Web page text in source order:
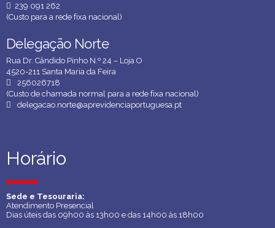
239 091 262
(Custo para a rede fixa nacional)
Delegação Norte
Delegação Norte
Rua Dr. Cândido Pinho N.º 24 – Loja O
4520-211 Santa Maria da Feira
256026718
(Custo de chamada normal para a rede fixa nacional)
delegacao.norte@aprevidenciaportuguesa.pt
Horário
Horário
Sede e Tesouraria:
Atendimento Presencial
Dias úteis das 09h00 às 13h00 e das 14h00 às 18h00
Sede e Tesouraria:
Atendimento Presencial
Dias úteis das 09h00 às 13h00 e das 14h00 às 18h00